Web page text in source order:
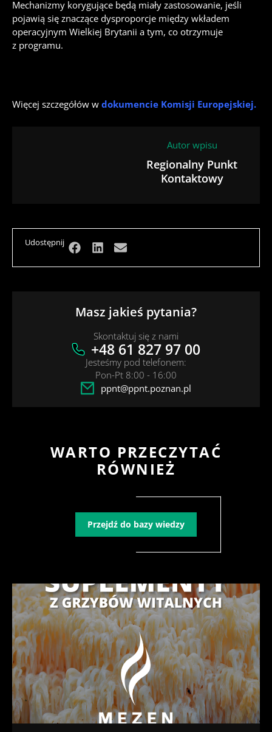
Mechanizmy korygujące będą miały zastosowanie, jeśli
pojawią się znaczące dysproporcje między wkładem
operacyjnym Wielkiej Brytanii a tym, co otrzymuje
z programu.
Więcej szczegółów w dokumencie Komisji Europejskiej.
Autor wpisu
Regionalny Punkt
Kontaktowy
Udostępnij
Masz jakieś pytania?
Skontaktuj się z nami
+48 61 827 97 00
Jesteśmy pod telefonem:
Pon-Pt 8:00 - 16:00
ppnt@ppnt.poznan.pl
WARTO PRZECZYTAĆ
RÓWNIEŻ
Przejdź do bazy wiedzy